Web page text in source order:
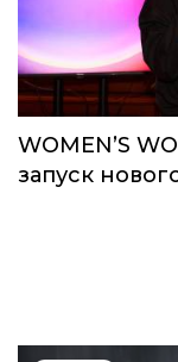
WOMEN’S
запуск